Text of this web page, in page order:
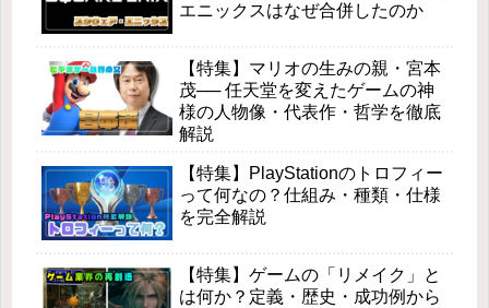
エニックスはなぜ合併したのか
【特集】マリオの生みの親・宮本
茂── 任天堂を変えたゲームの神
様の人物像・代表作・哲学を徹底
解説
【特集】PlayStationのトロフィー
って何なの？仕組み・種類・仕様
を完全解説
【特集】ゲームの「リメイク」と
は何か？定義・歴史・成功例から